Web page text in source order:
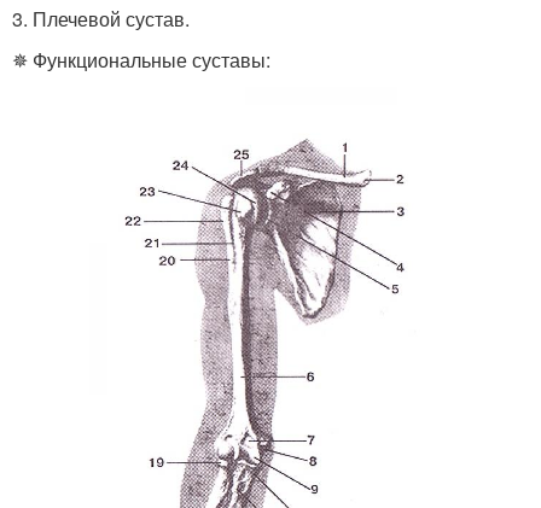
3. Плечевой сустав.
✵ Функциональные суставы: